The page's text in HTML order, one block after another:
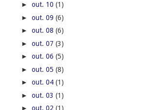
► out. 10 (1)
► out. 09 (6)
► out. 08 (6)
► out. 07 (3)
► out. 06 (5)
► out. 05 (8)
► out. 04 (1)
► out. 03 (1)
► out. 02 (1)